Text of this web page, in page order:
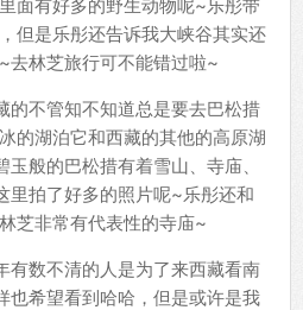
面有好多的野生动物呢~乐彤带
但是乐彤还告诉我大峡谷其实还
去林芝旅行可不能错过啦~
的不管知不知道总是要去巴松措
的湖泊它和西藏的其他的高原湖
般的巴松措有着雪山、寺庙、
里拍了好多的照片呢~乐彤还和
芝非常有代表性的寺庙~
有数不清的人是为了来西藏看南
也希望看到哈哈，但是或许是我